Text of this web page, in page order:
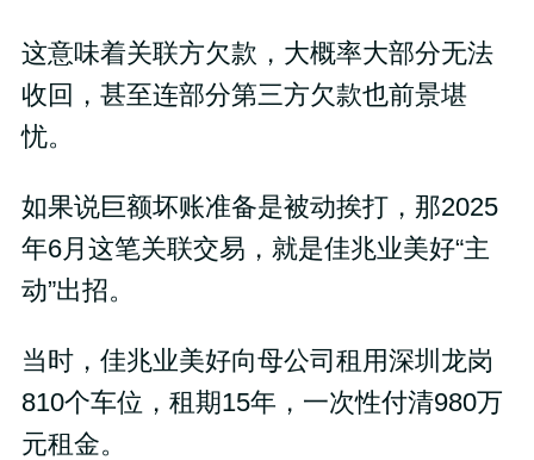
这意味着关联方欠款，大概率大部分无法
收回，甚至连部分第三方欠款也前景堪
忧。
如果说巨额坏账准备是被动挨打，那2025
年6月这笔关联交易，就是佳兆业美好“主
动”出招。
当时，佳兆业美好向母公司租用深圳龙岗
810个车位，租期15年，一次性付清980万
元租金。